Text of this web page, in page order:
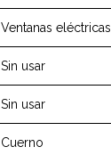
Ventanas eléctricas
Sin usar
Sin usar
Cuerno